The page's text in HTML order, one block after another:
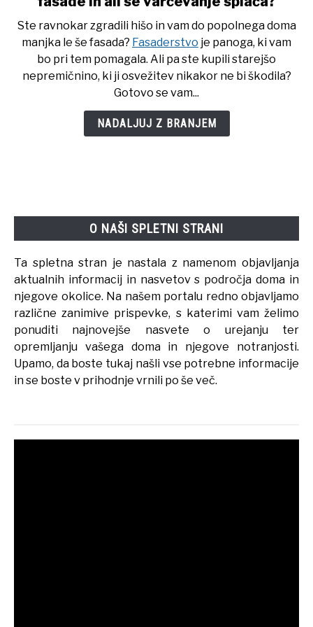
–
od
česa
je
odvisna
cena
splača?
Ste ravnokar zgradili hišo in vam do popolnega doma
manjka le še fasada? Fasaderstvo je panoga, ki vam
bo pri tem pomagala. Ali pa ste kupili starejšo
nepremičnino, ki ji osvežitev nikakor ne bi škodila?
Gotovo se vam...
NADALJUJ Z BRANJEM
O NAŠI SPLETNI STRANI
Ta spletna stran je nastala z namenom objavljanja
aktualnih informacij in nasvetov s področja doma in
njegove okolice. Na našem portalu redno objavljamo
različne zanimive prispevke, s katerimi vam želimo
ponuditi najnovejše nasvete o urejanju ter
opremljanju vašega doma in njegove notranjosti.
Upamo, da boste tukaj našli vse potrebne informacije
in se boste v prihodnje vrnili po še več.